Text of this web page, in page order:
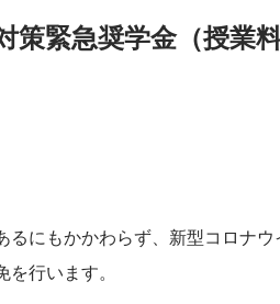
策緊急奨学金（授業
にもかかわらず、新型コロナ
行います。